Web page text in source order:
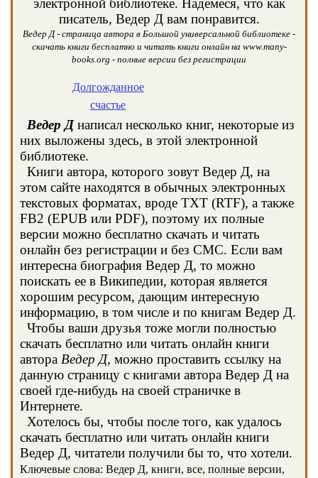
электронной библиотеке. Надемеся, что как
писатель, Ведер Д вам понравится.
Ведер Д - страница автора в Большой универсальной библиотеке -
скачать книги бесплатно и читать книги онлайн на www.many-
books.org - полные версии без регистрации
Долгожданное
счастье
Ведер Днаписал несколько книг, некоторые из
них выложены здесь, в этой электронной
библиотеке.
Книги автора, которого зовут Ведер Д, на
этом сайте находятся в обычных электронных
текстовых форматах, вроде TXT (RTF), а также
FB2 (EPUB или PDF), поэтому их полные
версии можно бесплатно скачать и читать
онлайн без регистрации и без СМС. Если вам
интересна биография Ведер Д, то можно
поискать ее в Википедии, которая является
хорошим ресурсом, дающим интересную
информацию, в том числе и по книгам Ведер Д.
Чтобы ваши друзья тоже могли полностью
скачать бесплатно или читать онлайн книги
автора Ведер Д, можно проставить ссылку на
данную страницу с книгами автора Ведер Д на
своей где-нибудь на своей страничке в
Интернете.
Хотелось бы, чтобы после того, как удалось
скачать бесплатно или читать онлайн книги
Ведер Д, читатели получили бы то, что хотели.
Ключевые слова: Ведер Д, книги, все, полные версии,